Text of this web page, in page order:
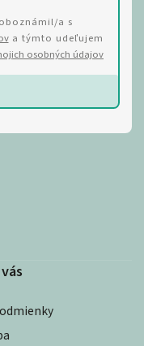
a s
a týmto udeľujem
osobných údajov